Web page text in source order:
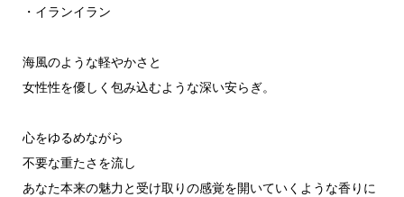
・イランイラン
海風のような軽やかさと
女性性を優しく包み込むような深い安らぎ。
心をゆるめながら
不要な重たさを流し
あなた本来の魅力と受け取りの感覚を開いていくような香りに